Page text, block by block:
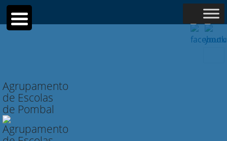
Agrupamento
de Escolas
de Pombal